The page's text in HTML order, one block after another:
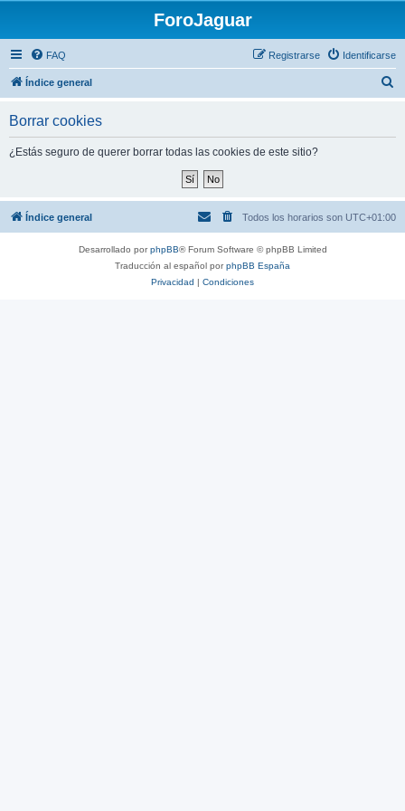
ForoJaguar
FAQ Identificarse
Registrarse
Índice general
Borrar cookies
¿Estás seguro de querer borrar todas las cookies de este sitio?
Índice general Todos los horarios son UTC+01:00
Desarrollado porphpBB® Forum Software © phpBB Limited
Traducción al español porphpBB España
Privacidad | Condiciones